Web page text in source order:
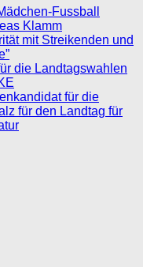
Fussball
Klamm
mit Streikenden und
die Landtagswahlen
für die
für den Landtag für